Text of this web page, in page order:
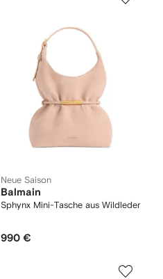
Neue Saison
Balmain
Sphynx Mini-Tasche aus Wildleder
990 €